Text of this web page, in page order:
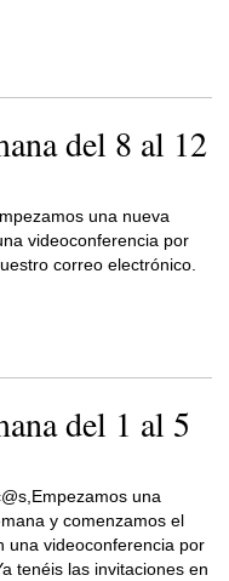
del 8 al 12
una nueva
videoconferencia por
correo electrónico.
del 1 al 5
una
y comenzamos el
una videoconferencia por
tenéis las invitaciones en